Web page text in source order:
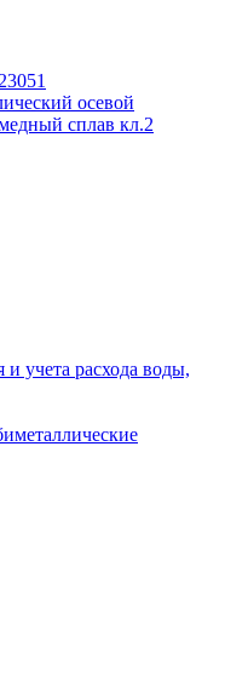
осевой
сплав кл.2
учета расхода воды,